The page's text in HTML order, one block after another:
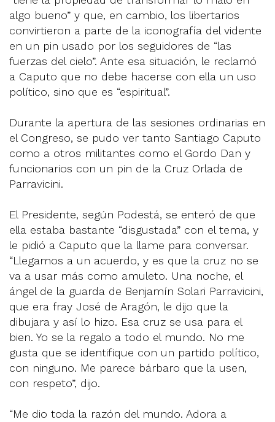
algo bueno” y que, en cambio, los libertarios
convirtieron a parte de la iconografía del vidente
en un pin usado por los seguidores de “las
fuerzas del cielo”. Ante esa situación, le reclamó
a Caputo que no debe hacerse con ella un uso
político, sino que es “espiritual”.
Durante la apertura de las sesiones ordinarias en
el Congreso, se pudo ver tanto Santiago Caputo
como a otros militantes como el Gordo Dan y
funcionarios con un pin de la Cruz Orlada de
Parravicini.
El Presidente, según Podestá, se enteró de que
ella estaba bastante “disgustada” con el tema, y
le pidió a Caputo que la llame para conversar.
“Llegamos a un acuerdo, y es que la cruz no se
va a usar más como amuleto. Una noche, el
ángel de la guarda de Benjamín Solari Parravicini,
que era fray José de Aragón, le dijo que la
dibujara y así lo hizo. Esa cruz se usa para el
bien. Yo se la regalo a todo el mundo. No me
gusta que se identifique con un partido político,
con ninguno. Me parece bárbaro que la usen,
con respeto”, dijo.
“Me dio toda la razón del mundo. Adora a